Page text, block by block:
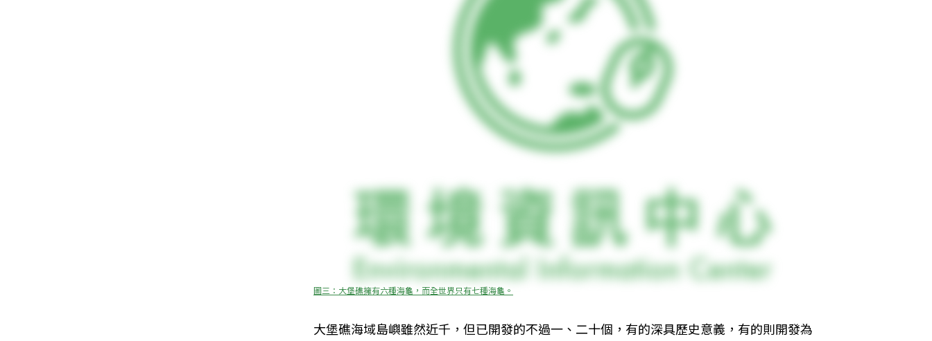
圖三：大堡礁擁有六種海龜，而全世界只有七種海龜。
大堡礁海域島嶼雖然近千，但已開發的不過一、二十個，有的深具歷史意義，有的則開發為